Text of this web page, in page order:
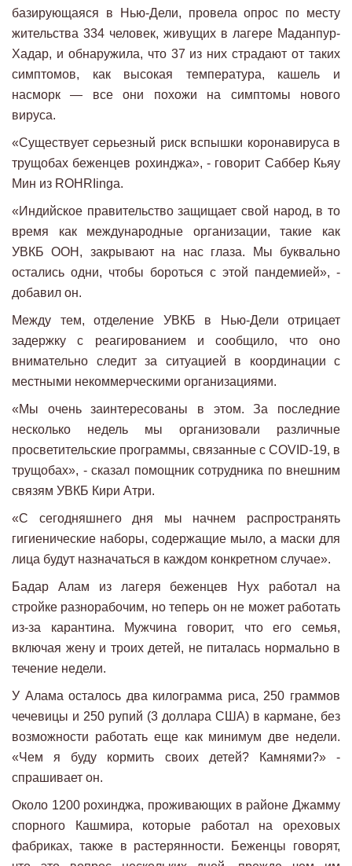
базирующаяся в Нью-Дели, провела опрос по месту
жительства 334 человек, живущих в лагере Маданпур-
Хадар, и обнаружила, что 37 из них страдают от таких
симптомов, как высокая температура, кашель и
насморк — все они похожи на симптомы нового
вируса.
«Существует серьезный риск вспышки коронавируса в
трущобах беженцев рохинджа», - говорит Саббер Кьяу
Мин из ROHRIinga.
«Индийское правительство защищает свой народ, в то
время как международные организации, такие как
УВКБ ООН, закрывают на нас глаза. Мы буквально
остались одни, чтобы бороться с этой пандемией», -
добавил он.
Между тем, отделение УВКБ в Нью-Дели отрицает
задержку с реагированием и сообщило, что оно
внимательно следит за ситуацией в координации с
местными некоммерческими организациями.
«Мы очень заинтересованы в этом. За последние
несколько недель мы организовали различные
просветительские программы, связанные с COVID-19, в
трущобах», - сказал помощник сотрудника по внешним
связям УВКБ Кири Атри.
«С сегодняшнего дня мы начнем распространять
гигиенические наборы, содержащие мыло, а маски для
лица будут назначаться в каждом конкретном случае».
Бадар Алам из лагеря беженцев Нух работал на
стройке разнорабочим, но теперь он не может работать
из-за карантина. Мужчина говорит, что его семья,
включая жену и троих детей, не питалась нормально в
течение недели.
У Алама осталось два килограмма риса, 250 граммов
чечевицы и 250 рупий (3 доллара США) в кармане, без
возможности работать еще как минимум две недели.
«Чем я буду кормить своих детей? Камнями?» -
спрашивает он.
Около 1200 рохинджа, проживающих в районе Джамму
спорного Кашмира, которые работал на ореховых
фабриках, также в растерянности. Беженцы говорят,